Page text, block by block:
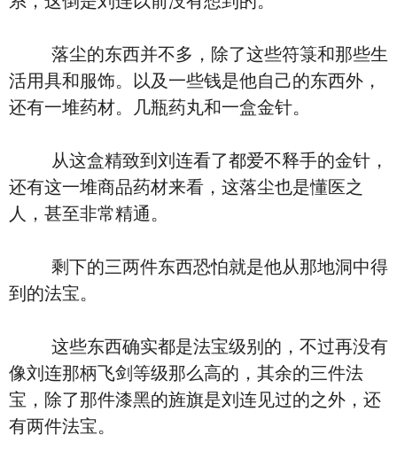
落尘的东西并不多，除了这些符箓和那些生
活用具和服饰。以及一些钱是他自己的东西外，
还有一堆药材。几瓶药丸和一盒金针。
从这盒精致到刘连看了都爱不释手的金针，
还有这一堆商品药材来看，这落尘也是懂医之
人，甚至非常精通。
剩下的三两件东西恐怕就是他从那地洞中得
到的法宝。
这些东西确实都是法宝级别的，不过再没有
像刘连那柄飞剑等级那么高的，其余的三件法
宝，除了那件漆黑的旌旗是刘连见过的之外，还
有两件法宝。